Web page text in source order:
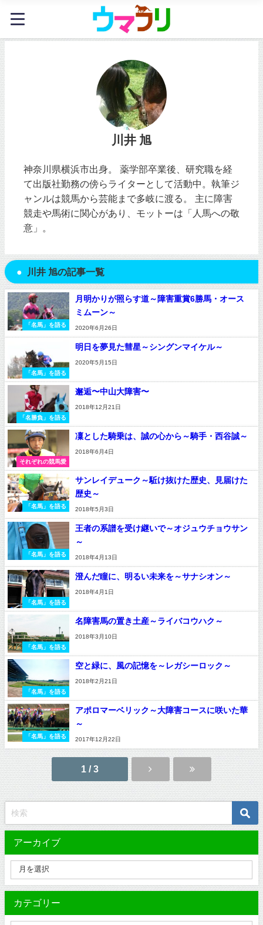
川井 旭
神奈川県横浜市出身。 薬学部卒業後、研究職を経
て出版社勤務の傍らライターとして活動中。執筆ジ
ャンルは競馬から芸能まで多岐に渡る。 主に障害
競走や馬術に関心があり、モットーは「人馬への敬
意」。
川井 旭の記事一覧
「名馬」を語る
月明かりが照らす道～障害重賞6勝馬・オース
ミムーン～
2020年6月26日
「名馬」を語る
明日を夢見た彗星～シングンマイケル～
2020年5月15日
「名勝負」を語る
邂逅〜中山大障害〜
2018年12月21日
それぞれの競馬愛
凜とした騎乗は、誠の心から～騎手・西谷誠～
2018年6月4日
「名馬」を語る
サンレイデューク～駈け抜けた歴史、見届けた
歴史～
2018年5月3日
「名馬」を語る
王者の系譜を受け継いで～オジュウチョウサン
～
2018年4月13日
「名馬」を語る
澄んだ瞳に、明るい未来を～サナシオン～
2018年4月1日
「名馬」を語る
名障害馬の置き土産～ライバコウハク～
2018年3月10日
「名馬」を語る
空と緑に、風の記憶を～レガシーロック～
2018年2月21日
「名馬」を語る
アポロマーベリック～大障害コースに咲いた華
～
2017年12月22日
1 / 3
アーカイブ
カテゴリー